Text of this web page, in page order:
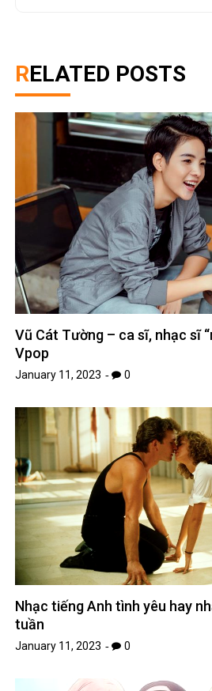
Ngoc Anh
RELATED POSTS
Vũ Cát Tường – ca sĩ, nhạc sĩ
Vpop
January 11, 2023 0